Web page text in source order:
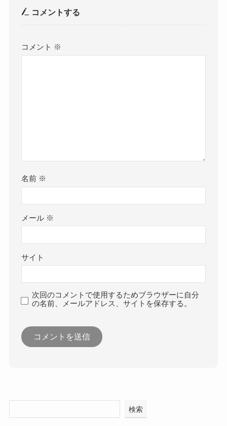
コメントする
コメント ※
名前 ※
メール ※
サイト
次回のコメントで使用するためブラウザーに自分
の名前、メールアドレス、サイトを保存する。
検索